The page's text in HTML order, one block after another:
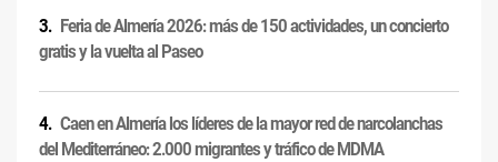
Feria de Almería 2026: más de 150 actividades, un concierto
gratis y la vuelta al Paseo
Caen en Almería los líderes de la mayor red de narcolanchas
del Mediterráneo: 2.000 migrantes y tráfico de MDMA